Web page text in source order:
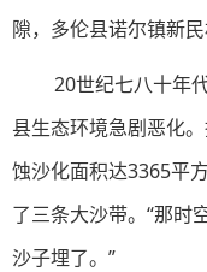
隙，多伦县诺尔镇新
20世纪七八十年
县生态环境急剧恶化
蚀沙化面积达3365平
了三条大沙带。“那时
沙子埋了。”